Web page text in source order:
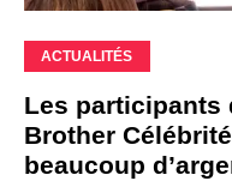
ACTUALITÉS
Les participants
Brother
beaucoup